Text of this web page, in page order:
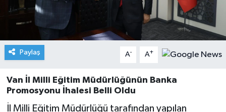
Paylaş A- A+
Van İl Milli Eğitim Müdürlüğünün Banka
Promosyonu İhalesi Belli Oldu
İl Milli Eğitim Müdürlüğü tarafından yapılan